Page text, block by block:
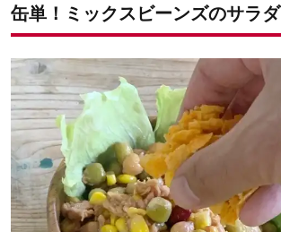
缶単！ミックスビーンズのサラダ